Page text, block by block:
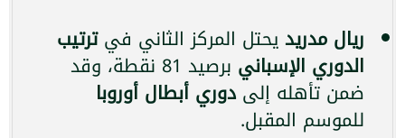
ريال مدريد يحتل المركز الثاني فيترتيب
الدوري الإسباني برصيد 81 نقطة، وقد
ضمن تأهله إلى دوري أبطال أوروبا
للموسم المقبل.